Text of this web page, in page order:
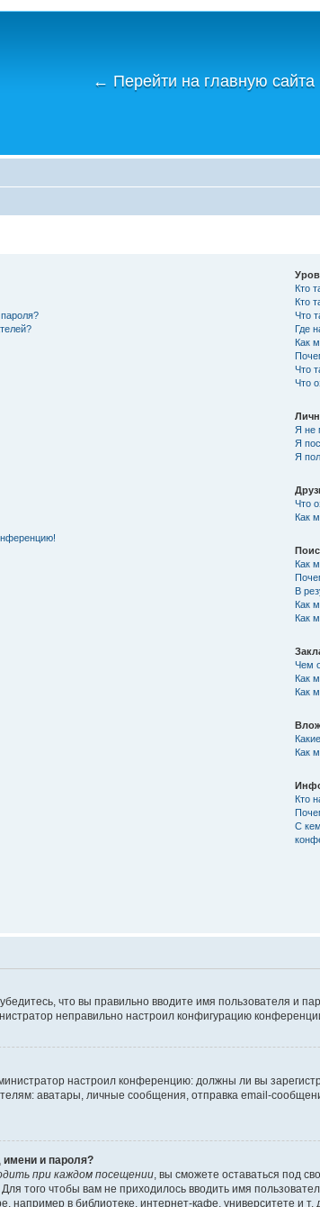
← Перейти на главную сайта
Кто
Кто
Что
Где
Как
Что
Что
Я не
Я
Я
Что
Как
Как
В
Как
Как
Чем
Как
Как
Как
Кто
С
что вы правильно вводите имя пользователя и
неправильно настроил конфигурацию
настроил конференцию: должны ли вы
аватары, личные сообщения, отправка email-
имени и пароля?
при каждом посещении, вы сможете оставаться под
того чтобы вам не приходилось вводить имя
например в библиотеке, интернет-кафе, университете и т.